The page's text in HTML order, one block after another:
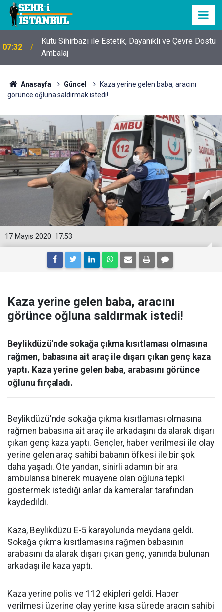
07:32
Kutu Sihirbazı ile Estetik, Dayanıklı ve Çevre Dostu
Ambalaj
Anasayfa Güncel
Kaza yerine gelen baba, aracını
görünce oğluna saldırmak istedi!
17:53
17 Mayıs 2020
Kaza yerine gelen baba, aracını
görünce oğluna saldırmak istedi!
Beylikdüzü'nde sokağa çıkma kısıtlaması olmasına
rağmen, babasına ait araç ile dışarı çıkan genç kaza
yaptı. Kaza yerine gelen baba, arabasını görünce
oğlunu fırçaladı.
Beylikdüzü'nde sokağa çıkma kısıtlaması olmasına
rağmen babasına ait araç ile arkadaşını da alarak dışarı
çıkan genç kaza yaptı. Gençler, haber verilmesi ile olay
yerine gelen araç sahibi babanın öfkesi ile bir şok
daha yaşadı. Öte yandan, sinirli adamın bir ara
ambulansa binerek muayene olan oğluna tepki
göstermek istediği anlar da kameralar tarafından
kaydedildi.
Kaza, Beylikdüzü E-5 karayolunda meydana geldi.
Sokağa çıkma kısıtlamasına rağmen babasının
arabasını da alarak dışarı çıkan genç, yanında bulunan
arkadaşı ile kaza yaptı.
Kaza yerine polis ve 112 ekipleri geldi. Haber
verilmesi üzerine olay yerine kısa sürede aracın sahibi